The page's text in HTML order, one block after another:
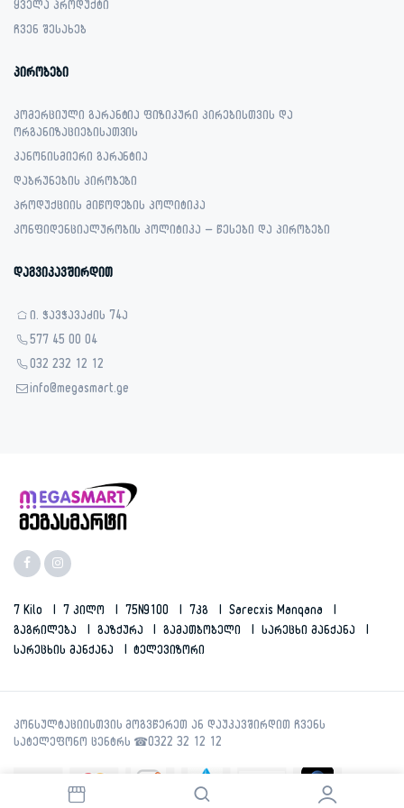
ყველა პროდუქტი
ჩვენ შესახებ
პირობები
კომერციული გარანტია ფიზიკური პირებისთვის და
ორგანიზაციებისათვის
კანონისმიერი გარანტია
დაბრუნების პირობები
პროდუქციის მიწოდების პოლიტიკა
კონფიდენციალურობის პოლიტიკა – წესები და პირობები
დაგვიკავშირდით
ი. ჭავჭავაძის 74ა
577 45 00 04
032 232 12 12
info@megasmart.ge
7 Kilo 7 Კილო 75N9100 7კგ
Sarecxis Manqana
Გაგრილება
Გაზქურა Გამათბობელი
Სარეცხი Მანქანა
Სარეცხის Მანქანა
Ტელევიზორი